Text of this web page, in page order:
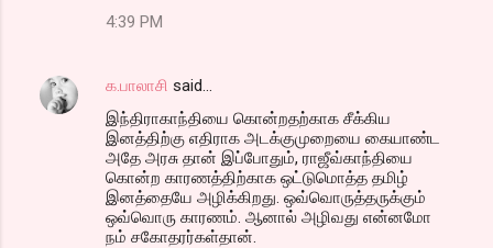
4:39 PM
க.பாலாசி said…
இந்திராகாந்தியை கொன்றதற்காக சீக்கிய
இனத்திற்கு எதிராக அடக்குமுறையை கையாண்ட
அதே அரசு தான் இப்போதும், ராஜீவ்காந்தியை
கொன்ற காரணத்திற்காக ஒட்டுமொத்த தமிழ்
இனத்தையே அழிக்கிறது. ஒவ்வொருத்தருக்கும்
ஒவ்வொரு காரணம். ஆனால் அழிவது என்னமோ
நம் சகோதரர்கள்தான்.